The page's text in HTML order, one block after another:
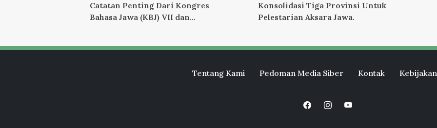
Catatan Penting Dari Kongres
Bahasa Jawa (KBJ) VII dan
Konsolidasi Tiga Provinsi Untuk
Pelestarian Aksara Jawa.
Tentang Kami Pedoman Media Siber Kontak